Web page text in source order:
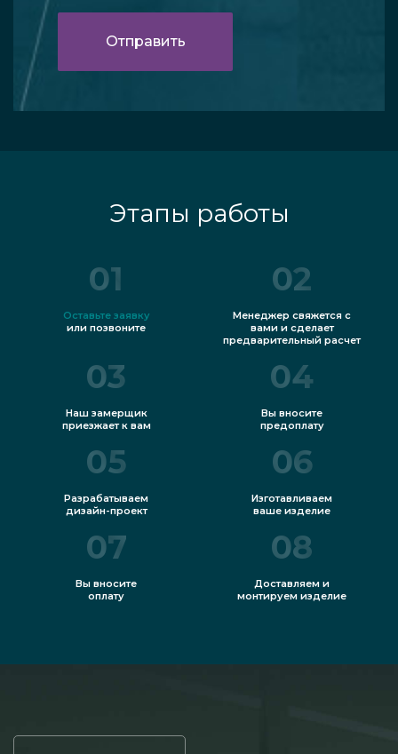
Этапы работы
01
Оставьте заявку
или позвоните
02
Менеджер свяжется с
вами и сделает
предварительный расчет
03
Наш замерщик
приезжает к вам
04
Вы вносите
предоплату
05
Разрабатываем
дизайн-проект
06
Изготавливаем
ваше изделие
07
Вы вносите
оплату
08
Доставляем и
монтируем изделие